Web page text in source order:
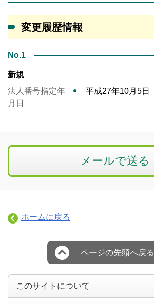
変更履歴情報
No.1
新規
法人番号指定年
月日
平成27年10月5日
メールで送る
ホームに戻る
ページの先頭へ戻る
このサイトについて